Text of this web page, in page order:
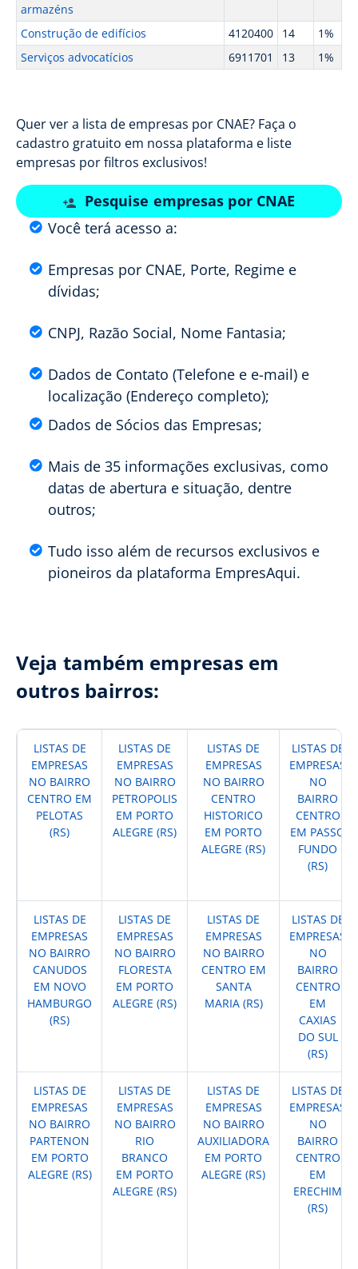
armazéns
Construção de edifícios
4120400 14
1%
Serviços advocatícios
6911701 13 1%
Quer ver a lista de empresas por CNAE? Faça o
cadastro gratuito em nossa plataforma e liste
empresas por filtros exclusivos!
Pesquise empresas por CNAE
Você terá acesso a:
Empresas por CNAE, Porte, Regime e
dívidas;
CNPJ, Razão Social, Nome Fantasia;
Dados de Contato (Telefone e e-mail) e
localização (Endereço completo);
Dados de Sócios das Empresas;
Mais de 35 informações exclusivas, como
datas de abertura e situação, dentre
outros;
Tudo isso além de recursos exclusivos e
pioneiros da plataforma EmpresAqui.
Veja também empresas em
outros bairros:
LISTAS DE
EMPRESAS
NO BAIRRO
CENTRO EM
PELOTAS
(RS)
LISTAS DE
EMPRESAS
NO BAIRRO
PETROPOLIS
EM PORTO
ALEGRE (RS)
LISTAS DE
EMPRESAS
NO BAIRRO
CENTRO
HISTORICO
EM PORTO
ALEGRE (RS)
LISTAS DE
EMPRESAS
NO
BAIRRO
CENTRO
EM PASSO
FUNDO
(RS)
LISTAS DE
EMPRESAS
NO BAIRRO
CANUDOS
EM NOVO
HAMBURGO
(RS)
LISTAS DE
EMPRESAS
NO BAIRRO
FLORESTA
EM PORTO
ALEGRE (RS)
LISTAS DE
EMPRESAS
NO BAIRRO
CENTRO EM
SANTA
MARIA (RS)
LISTAS DE
EMPRESAS
NO
BAIRRO
CENTRO
EM
CAXIAS
DO SUL
(RS)
LISTAS DE
EMPRESAS
NO BAIRRO
PARTENON
EM PORTO
ALEGRE (RS)
LISTAS DE
EMPRESAS
NO BAIRRO
RIO
BRANCO
EM PORTO
ALEGRE (RS)
LISTAS DE
EMPRESAS
NO BAIRRO
AUXILIADORA
EM PORTO
ALEGRE (RS)
LISTAS DE
EMPRESAS
NO
BAIRRO
CENTRO
EM
ERECHIM
(RS)